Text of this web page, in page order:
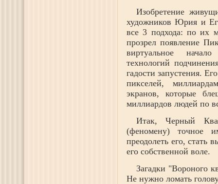
Изобретение
художников Юрия и
все 3 подхода: по их
прозрел появление
виртуальное
технологий
гадости запустения.
пикселей,
экранов, которые
миллиардов людей по
Итак, Черный
(феномену) точное
преодолеть его, стать
его собственной воле.
Загадки "Вороного
Не нужно ломать